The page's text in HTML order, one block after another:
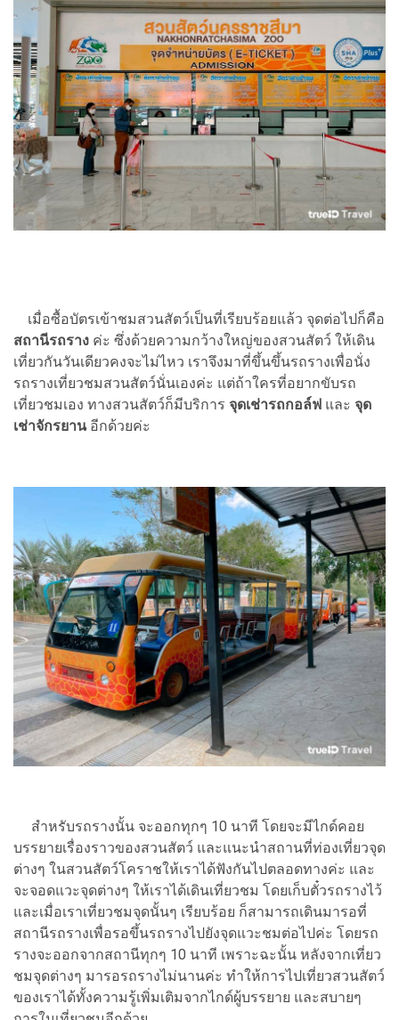
เมื่อซื้อบัตรเข้าชมสวนสัตว์เป็นที่เรียบร้อยแล้ว จุดต่อไปก็คือ
สถานีรถราง ค่ะ ซึ่งด้วยความกว้างใหญ่ของสวนสัตว์ ให้เดิน
เที่ยวกันวันเดียวคงจะไม่ไหว เราจึงมาที่ขึ้นขึ้นรถรางเพื่อนั่ง
รถรางเที่ยวชมสวนสัตว์นั่นเองค่ะ แต่ถ้าใครที่อยากขับรถ
เที่ยวชมเอง ทางสวนสัตว์ก็มีบริการ จุดเช่ารถกอล์ฟ และ จุด
เช่าจักรยาน อีกด้วยค่ะ
สำหรับรถรางนั้น จะออกทุกๆ 10 นาที โดยจะมีไกด์คอย
บรรยายเรื่องราวของสวนสัตว์ และแนะนำสถานที่ท่องเที่ยวจุด
ต่างๆ ในสวนสัตว์โคราชให้เราได้ฟังกันไปตลอดทางค่ะ และ
จะจอดแวะจุดต่างๆ ให้เราได้เดินเที่ยวชม โดยเก็บตั๋วรถรางไว้
และเมื่อเราเที่ยวชมจุดนั้นๆ เรียบร้อย ก็สามารถเดินมารอที่
สถานีรถรางเพื่อรอขึ้นรถรางไปยังจุดแวะชมต่อไปค่ะ โดยรถ
รางจะออกจากสถานีทุกๆ 10 นาที เพราะฉะนั้น หลังจากเที่ยว
ชมจุดต่างๆ มารอรถรางไม่นานค่ะ ทำให้การไปเที่ยวสวนสัตว์
ของเราได้ทั้งความรู้เพิ่มเติมจากไกด์ผู้บรรยาย และสบายๆ